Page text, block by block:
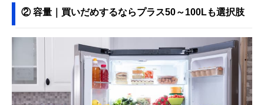
② 容量｜買いだめするならプラス50～100Lも選択肢